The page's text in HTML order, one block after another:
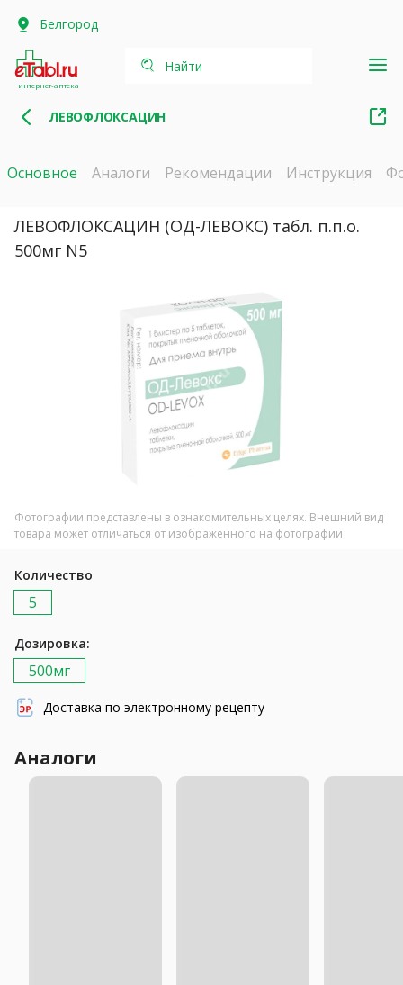
Белгород
интернет-аптека
Найти
ЛЕВОФЛОКСАЦИН
Основное Аналоги Рекомендации Инструкция
ЛЕВОФЛОКСАЦИН (ОД-ЛЕВОКС) табл. п.п.о.
500мг N5
Фотографии представлены в ознакомительных целях. Внешний вид
товара может отличаться от изображенного на фотографии
Количество
5
Дозировка:
500мг
Доставка по электронному рецепту
Аналоги